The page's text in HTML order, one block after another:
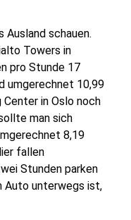
Ausland schauen.
Towers in
pro Stunde 17
umgerechnet 10,99
Center in Oslo noch
man sich
8,19
fallen
Stunden parken
Auto unterwegs ist,